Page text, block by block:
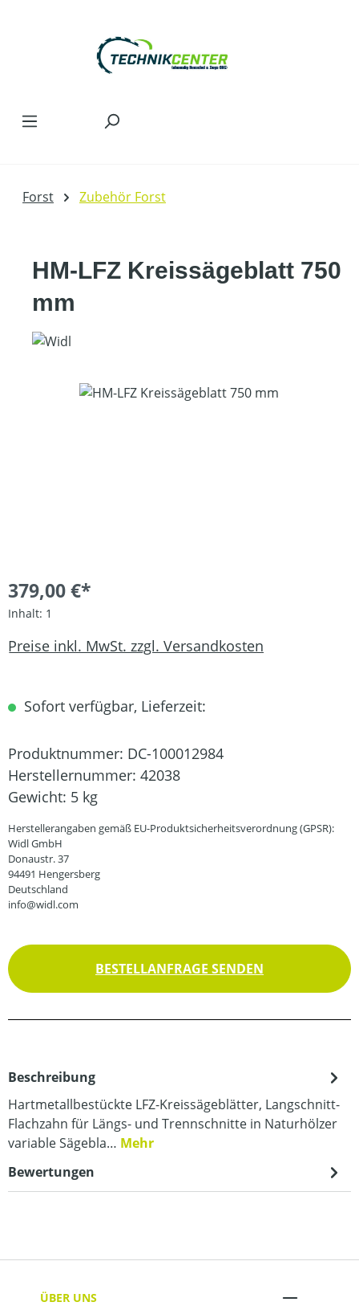
Forst Zubehör Forst
HM-LFZ Kreissägeblatt 750
mm
Bildergalerie überspringen
379,00 €*
Inhalt: 1
Preise inkl. MwSt. zzgl. Versandkosten
Sofort verfügbar, Lieferzeit:
Produktnummer: DC-100012984
Herstellernummer: 42038
Gewicht: 5 kg
Herstellerangaben gemäß EU-Produktsicherheitsverordnung (GPSR):
Widl GmbH
Donaustr. 37
94491 Hengersberg
Deutschland
info@widl.com
BESTELLANFRAGE SENDEN
Beschreibung
Hartmetallbestückte LFZ-Kreissägeblätter, Langschnitt-
Flachzahn für Längs- und Trennschnitte in Naturhölzer
variable Sägebla… Mehr
Bewertungen
ÜBER UNS